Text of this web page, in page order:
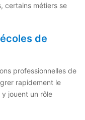
certains métiers se
de
professionnelles de
rapidement le
jouent un rôle